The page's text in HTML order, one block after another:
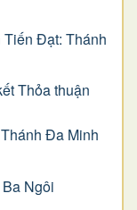
Tiến Đạt: Thánh
Thỏa thuận
Đa Minh
Ngôi